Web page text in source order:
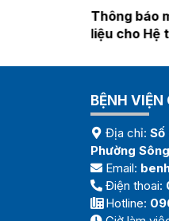
lưu trữ dữ
Thông
thận
BỆNH
Địa chỉ: Số
Phường
Email:
Điện thoai:
Hotline: